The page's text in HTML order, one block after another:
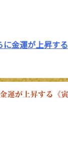
金運が上昇する